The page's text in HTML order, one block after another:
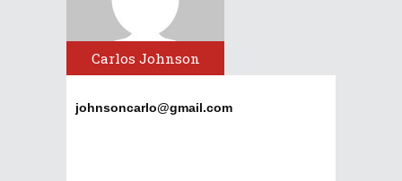
Carlos Johnson
johnsoncarlo@gmail.com